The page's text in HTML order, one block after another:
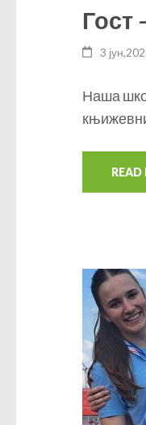
Гост
3
Наша
READ